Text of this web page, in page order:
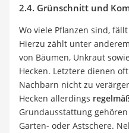
2.4. Grünschnitt und
Wo viele Pflanzen sind,
Hierzu zählt unter
von Bäumen, Unkraut
Hecken. Letztere dienen
Nachbarn nicht zu
Hecken allerdings
Grundausstattung
Garten- oder Astschere.